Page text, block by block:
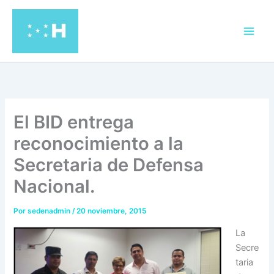
contenido
El BID entrega
reconocimiento a la
Secretaria de Defensa
Nacional.
Porsedenadmin/20 noviembre, 2015
La
Secre
taria